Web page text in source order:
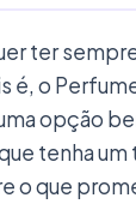
ter
é, o
opção
tenha
o que